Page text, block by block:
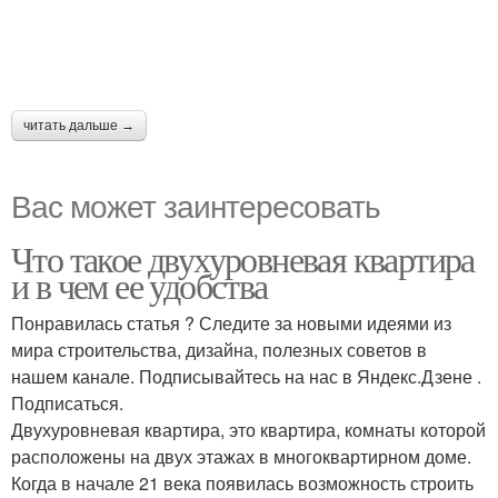
читать дальше →
Вас может заинтересовать
Что такое двухуровневая квартира
и в чем ее удобства
Понравилась статья ? Следите за новыми идеями из
мира строительства, дизайна, полезных советов в
нашем канале. Подписывайтесь на нас в Яндекс.Дзене .
Подписаться.
Двухуровневая квартира, это квартира, комнаты которой
расположены на двух этажах в многоквартирном доме.
Когда в начале 21 века появилась возможность строить